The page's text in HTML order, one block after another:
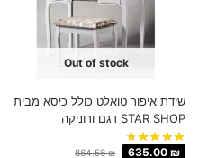
Out of stock
שידת איפור טואלט כולל כיסא מבית
STAR SHOP דגם ורוניקה
864.56₪ 635.00 ₪